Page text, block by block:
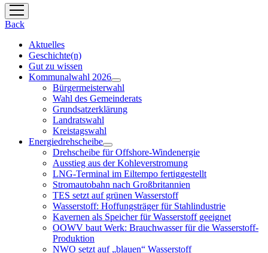
Menü
öffnen
Back
Aktuelles
Geschichte(n)
Gut zu wissen
Kommunalwahl 2026
Menü
öffnen
Bürgermeisterwahl
Wahl des Gemeinderats
Grundsatzerklärung
Landratswahl
Kreistagswahl
Energiedrehscheibe
Menü
öffnen
Drehscheibe für Offshore-Windenergie
Ausstieg aus der Kohleverstromung
LNG-Terminal im Eiltempo fertiggestellt
Stromautobahn nach Großbritannien
TES setzt auf grünen Wasserstoff
Wasserstoff: Hoffungsträger für Stahlindustrie
Kavernen als Speicher für Wasserstoff geeignet
OOWV baut Werk: Brauchwasser für die Wasserstoff-
Produktion
NWO setzt auf „blauen“ Wasserstoff